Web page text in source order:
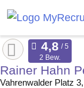
Rainer Hahn
Vahrenwalder Platz 3
2 Bew.